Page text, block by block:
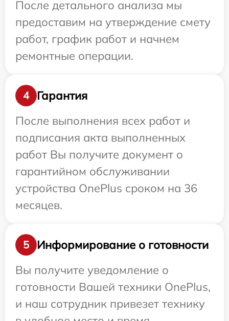
После детального анализа мы
предоставим на утверждение смету
работ, график работ и начнем
ремонтные операции.
4
Гарантия
После выполнения всех работ и
подписания акта выполненных
работ Вы получите документ о
гарантийном обслуживании
устройства OnePlus сроком на 36
месяцев.
5
Информирование о готовности
Вы получите уведомление о
готовности Вашей техники OnePlus,
и наш сотрудник привезет технику